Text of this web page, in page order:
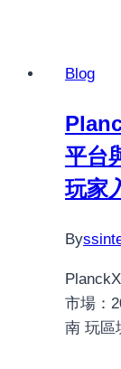
Blog
平台
玩家
By
市場：
南 玩